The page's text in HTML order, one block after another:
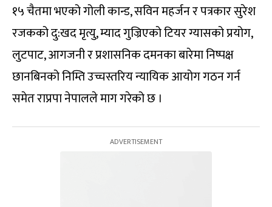
१५ चैतमा भएको गोली कान्ड, सविन महर्जन र पत्रकार सुरेश
रजकको दु:खद मृत्यु, म्याद गुज्रिएको टियर ग्यासको प्रयोग,
लुटपाट, आगजनी र प्रशासनिक दमनका बारेमा निष्पक्ष
छानबिनको निम्ति उच्चस्तरिय न्यायिक आयोग गठन गर्न
समेत राप्रपा नेपालले माग गरेको छ ।